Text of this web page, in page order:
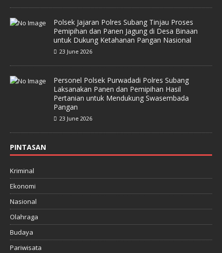
Polsek Jajaran Polres Subang Tinjau Proses
Pemipihan dan Panen Jagung di Desa Binaan
untuk Dukung Ketahanan Pangan Nasional
23 June 2026
Personel Polsek Purwadadi Polres Subang
Laksanakan Panen dan Pemipihan Hasil
Pertanian untuk Mendukung Swasembada
Pangan
23 June 2026
PINTASAN
Kriminal
Ekonomi
Nasional
Olahraga
Budaya
Pariwisata